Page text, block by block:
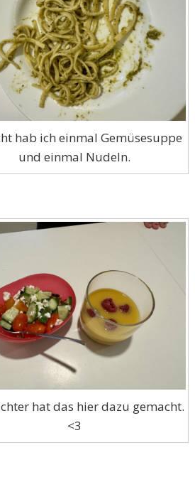
hab ich einmal Gemüsesuppe
und einmal Nudeln.
hat das hier dazu gemacht.
<3